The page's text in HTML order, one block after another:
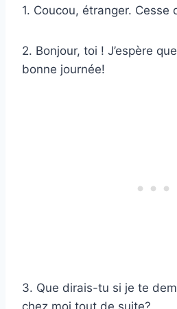
1. Coucou, étranger. Cesse
2. Bonjour, toi ! J’espère
bonne journée!
3. Que dirais-tu si je te